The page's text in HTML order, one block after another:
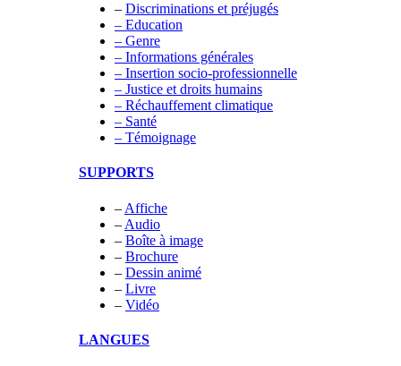
– Discriminations et préjugés
– Education
– Genre
– Informations générales
– Insertion socio-professionnelle
– Justice et droits humains
– Réchauffement climatique
– Santé
– Témoignage
SUPPORTS
– Affiche
– Audio
– Boîte à image
– Brochure
– Dessin animé
– Livre
– Vidéo
LANGUES